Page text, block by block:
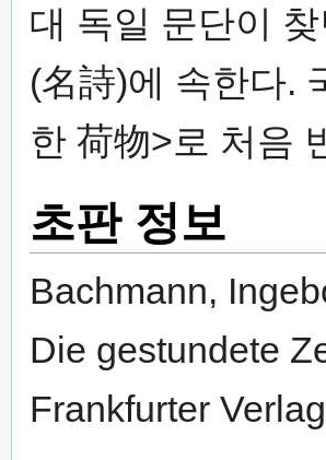
대 독일 문단이
(名詩)에 속한다.
한 荷物>로 처음
초판 정보
Bachmann,
Die gestundete
Frankfurter